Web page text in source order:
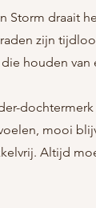
Storm draait
zijn
houden
mooi
Altijd